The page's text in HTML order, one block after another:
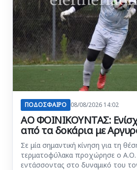
ΠΟΔΟΣΦΑΙΡΟ 08/08/2026 14:02
ΑΟ ΦΟΙΝΙΚΟΥΝΤΑΣ:
από τα δοκάρια με
Σε μία σημαντική κίνηση για τη
τερματοφύλακα προχώρησε ο Α.Ο.
εντάσσοντας στο δυναμικό του